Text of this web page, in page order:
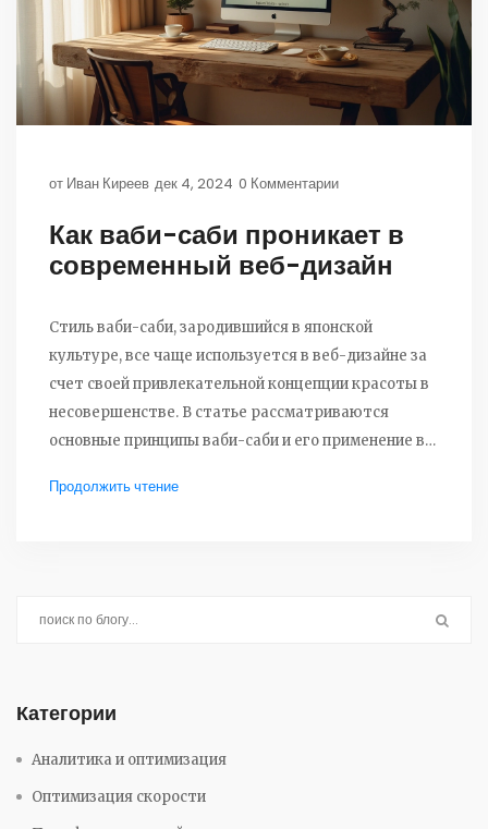
от Иван Киреев дек 4, 2024 0 Комментарии
Как ваби-саби проникает в
современный веб-дизайн
Стиль ваби-саби, зародившийся в японской
культуре, все чаще используется в веб-дизайне за
счет своей привлекательной концепции красоты в
несовершенстве. В статье рассматриваются
основные принципы ваби-саби и его применение в
стиль может помочь в создании более
себя, как эстетика ваби-саби может освежить
Продолжить чтение
Категории
Аналитика и оптимизация
Оптимизация скорости